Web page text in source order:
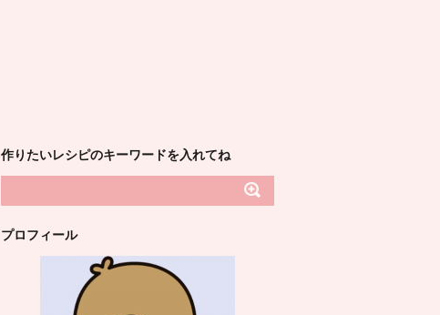
作りたいレシピのキーワードを入れてね
プロフィール